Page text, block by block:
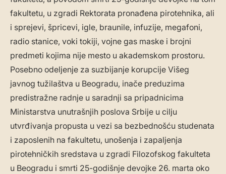
fakultetu, u zgradi Rektorata pronađena pirotehnika, ali
i sprejevi, špricevi, igle, braunile, infuzije, megafoni,
radio stanice, voki tokiji, vojne gas maske i brojni
predmeti kojima nije mesto u akademskom prostoru.
Posebno odeljenje za suzbijanje korupcije Višeg
javnog tužilaštva u Beogradu, inače preduzima
predistražne radnje u saradnji sa pripadnicima
Ministarstva unutrašnjih poslova Srbije u cilju
utvrđivanja propusta u vezi sa bezbednošću studenata
i zaposlenih na fakultetu, unošenja i zapaljenja
pirotehničkih sredstava u zgradi Filozofskog fakulteta
u Beogradu i smrti 25-godišnje devojke 26. marta oko